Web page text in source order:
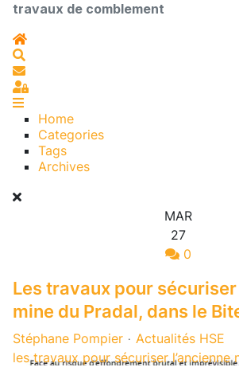
travaux de comblement
Home
S'abonner au blog
Sign In
Home
Categories
Tags
Archives
MAR
27
0
Les travaux pour sécuriser
mine du Pradal, dans le
Stéphane Pompier
Actualités HSE
les travaux pour sécuriser l’ancienne